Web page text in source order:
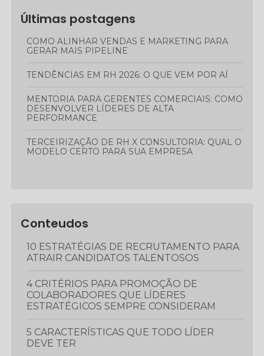
Últimas postagens
COMO ALINHAR VENDAS E MARKETING PARA
GERAR MAIS PIPELINE
TENDÊNCIAS EM RH 2026: O QUE VEM POR AÍ
MENTORIA PARA GERENTES COMERCIAIS: COMO
DESENVOLVER LÍDERES DE ALTA
PERFORMANCE
TERCEIRIZAÇÃO DE RH X CONSULTORIA: QUAL O
MODELO CERTO PARA SUA EMPRESA
Conteudos
10 ESTRATÉGIAS DE RECRUTAMENTO PARA
ATRAIR CANDIDATOS TALENTOSOS
4 CRITÉRIOS PARA PROMOÇÃO DE
COLABORADORES QUE LÍDERES
ESTRATÉGICOS SEMPRE CONSIDERAM
5 CARACTERÍSTICAS QUE TODO LÍDER
DEVE TER